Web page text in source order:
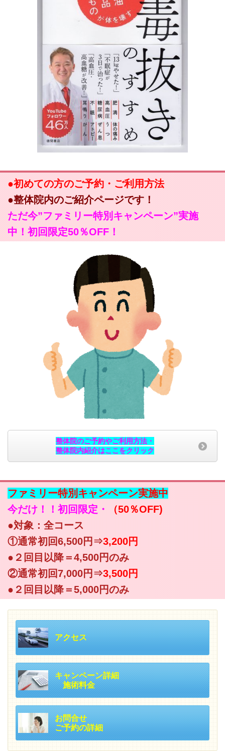
●初めての方のご予約・ご利用方法
●整体院内のご紹介ページです！
ただ今”ファミリー特別キャンペーン”実施
中！初回限定50％OFF！
整体院のご予約やご利用方法・
整体院内紹介はここをクリック
ファミリー特別キャンペーン実施中
今だけ！！初回限定・
（50％OFF)
●対象：全コース
①通常初回6,500円⇒3,200円
●２回目以降＝4,500円のみ
②通常初回7,000円⇒3,500円
●２回目以降＝5,000円のみ
アクセス
キャンペーン詳細
施術料金
お問合せ
ご予約の詳細